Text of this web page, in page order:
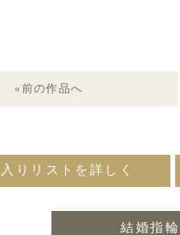
«前の作品へ
りリストを詳しく
結婚指